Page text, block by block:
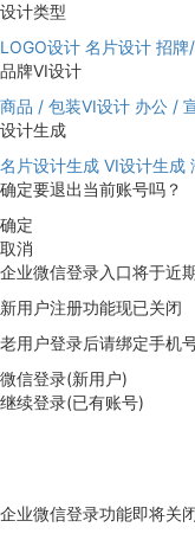
设计类型
LOGO设计 名片设计 招牌
品牌VI设计
商品 / 包装VI设计 办公 /
设计生成
名片设计生成 VI设计生成
确定要退出当前账号吗？
确定
取消
企业微信登录入口将于近
新用户注册功能现已关闭
老用户登录后请绑定手机
微信登录(新用户)
继续登录(已有账号)
企业微信登录功能即将关